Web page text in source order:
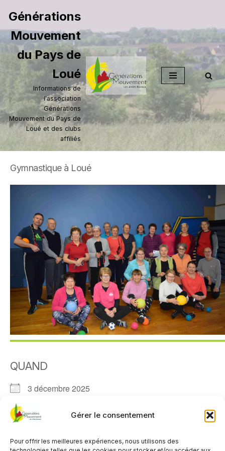
Gérer le consentement
Pour offrir les meilleures expériences, nous utilisons des
Aller
au
contenu
Générations
Mouvement
du Pays de
Loué
Informations de
l'association
Générations
Mouvement du Pays de
Loué et des clubs
affiliés
Gymnastique à Loué
QUAND
3 décembre 2025